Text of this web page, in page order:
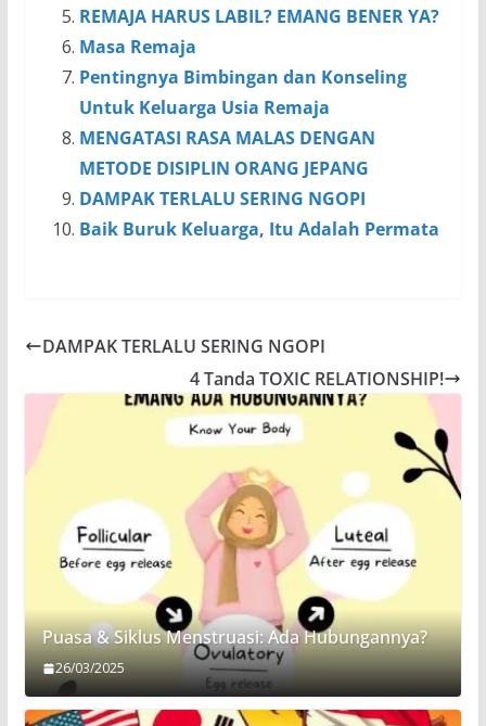
REMAJA HARUS LABIL? EMANG BENER YA?
Masa Remaja
Pentingnya Bimbingan dan Konseling
Untuk Keluarga Usia Remaja
MENGATASI RASA MALAS DENGAN
METODE DISIPLIN ORANG JEPANG
DAMPAK TERLALU SERING NGOPI
Baik Buruk Keluarga, Itu Adalah Permata
DAMPAK TERLALU SERING NGOPI
4 Tanda TOXIC RELATIONSHIP!
Puasa & Siklus Menstruasi: Ada Hubungannya?
26/03/2025